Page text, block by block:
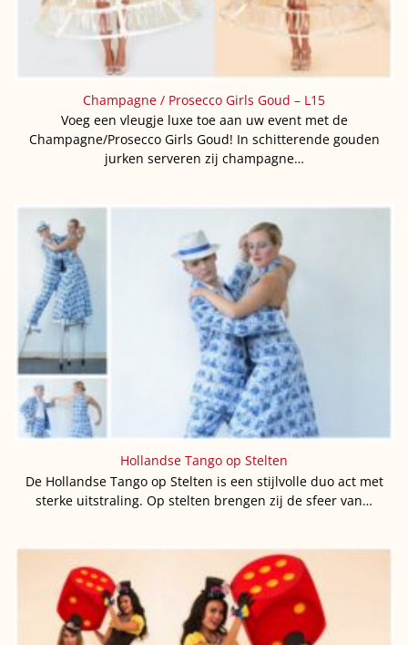
Champagne / Prosecco Girls Goud – L15
Voeg een vleugje luxe toe aan uw event met de
Champagne/Prosecco Girls Goud! In schitterende gouden
jurken serveren zij champagne…
Hollandse Tango op Stelten
De Hollandse Tango op Stelten is een stijlvolle duo act met
sterke uitstraling. Op stelten brengen zij de sfeer van…